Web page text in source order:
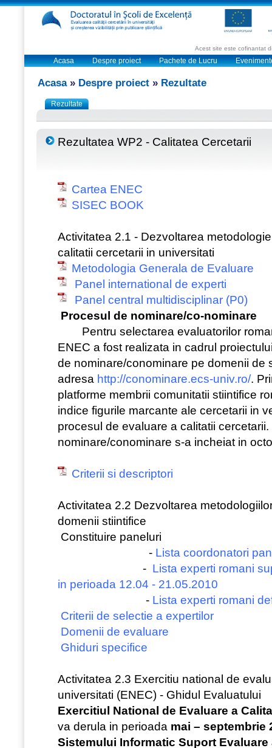
Acest site este cofinantat
Acasa Despre proiect Pachete de Lucru
Acasa» Despre proiect » Rezultate
Rezultate
Rezultatea WP2 - Calitatea Cercetarii
Cartea ENEC
SISEC BOOK
Activitatea 2.1 - Dezvoltarea
calitatii cercetarii in universitati
Metodologia Generala de Evaluare
Panel international de experti
Panel central multidisciplinar (P0)
Procesul de nominare/co-nominare
Pentru selectarea evaluatorilor
ENEC a fost realizata in cadrul
de nominare/conominare pe domenii de
adresa http://conominare.ecs-univ.ro/.
platforme membrii comunitatii stiintifice
indice figurile marcante ale cercetarii in
procesul de evaluare a calitatii
nominare/conominare s-a incheiat in
Criterii si descriptori
Activitatea 2.2 Dezvoltarea
domenii stiintifice
Constituire paneluri
- Lista coordonatori
- Lista experti romani
in perioada 12.04 - 21.05.2010
- Lista experti romani
Criterii de selectie a expertilor
Domenii de evaluare
Ghiduri specifice
Activitatea 2.3 Exercitiu national de
universitati (ENEC) - Ghidul Evaluatului
Exercitiul National de Evaluare a
va derula in perioada mai – septembrie
Sistemului Informatic Suport Evaluare